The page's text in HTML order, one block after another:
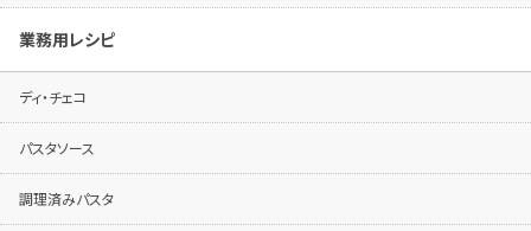
業務用レシピ
ディ・チェコ
パスタソース
調理済みパスタ